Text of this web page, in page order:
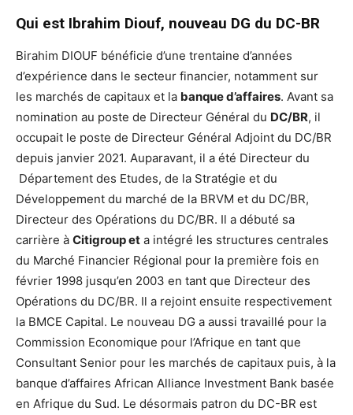
Qui est Ibrahim Diouf, nouveau DG du DC-BR
Birahim DIOUF bénéficie d’une trentaine d’années
d’expérience dans le secteur financier, notamment sur
les marchés de capitaux et la banque d’affaires. Avant sa
nomination au poste de Directeur Général du DC/BR, il
occupait le poste de Directeur Général Adjoint du DC/BR
depuis janvier 2021. Auparavant, il a été Directeur du
Département des Etudes, de la Stratégie et du
Développement du marché de la BRVM et du DC/BR,
Directeur des Opérations du DC/BR. Il a débuté sa
carrière à Citigroup et a intégré les structures centrales
du Marché Financier Régional pour la première fois en
février 1998 jusqu’en 2003 en tant que Directeur des
Opérations du DC/BR. Il a rejoint ensuite respectivement
la BMCE Capital. Le nouveau DG a aussi travaillé pour la
Commission Economique pour l’Afrique en tant que
Consultant Senior pour les marchés de capitaux puis, à la
banque d’affaires African Alliance Investment Bank basée
en Afrique du Sud. Le désormais patron du DC-BR est